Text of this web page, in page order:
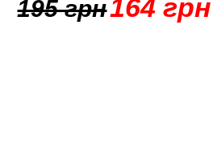
195 грн164 грн